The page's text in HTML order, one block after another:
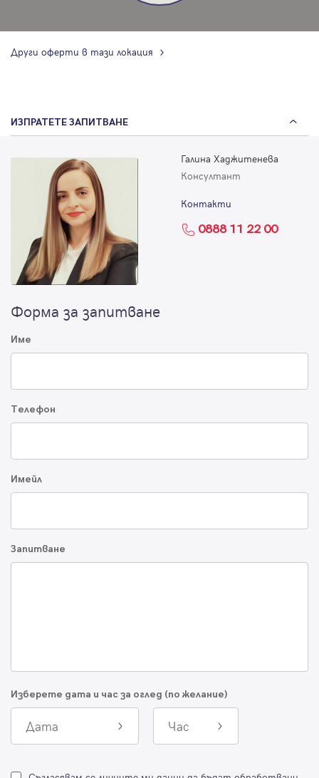
Други оферти в тази локация
ИЗПРАТЕТЕ ЗАПИТВАНЕ
Галина Хаджитенева
Консултант
Контакти
0888 11 22 00
Форма за запитване
Име
Телефон
Имейл
Запитване
Изберете дата и час за оглед (по желание)
Дата Час